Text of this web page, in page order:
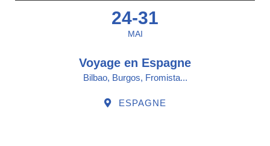
24-31
MAI
Voyage en Espagne
Bilbao, Burgos, Fromista...
ESPAGNE